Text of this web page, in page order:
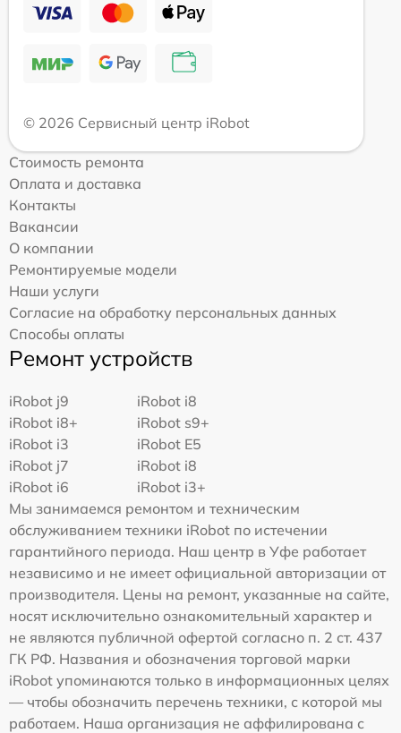
© 2026 Сервисный центр iRobot
Стоимость ремонта
Оплата и доставка
Контакты
Вакансии
О компании
Ремонтируемые модели
Наши услуги
Согласие на обработку персональных данных
Способы оплаты
Ремонт устройств
iRobot j9
iRobot i8
iRobot i8+
iRobot s9+
iRobot i3
iRobot E5
iRobot j7
iRobot i8
iRobot i6
iRobot i3+
Мы занимаемся ремонтом и техническим
обслуживанием техники iRobot по истечении
гарантийного периода. Наш центр в Уфе работает
независимо и не имеет официальной авторизации от
производителя. Цены на ремонт, указанные на сайте,
носят исключительно ознакомительный характер и
не являются публичной офертой согласно п. 2 ст. 437
ГК РФ. Названия и обозначения торговой марки
iRobot упоминаются только в информационных целях
— чтобы обозначить перечень техники, с которой мы
работаем. Наша организация не аффилирована с